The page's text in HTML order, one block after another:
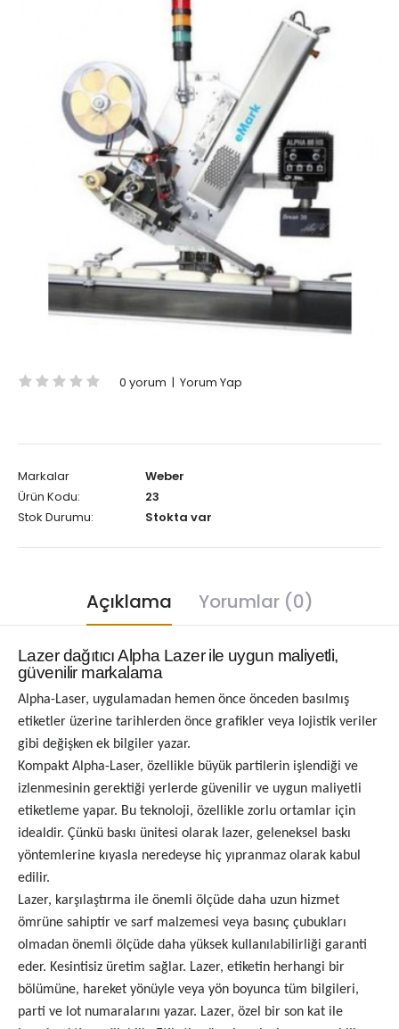
0 yorum | Yorum Yap
Markalar
Weber
Ürün Kodu:
23
Stok Durumu:
Stokta var
Açıklama Yorumlar (0)
Lazer dağıtıcı Alpha Lazer ile uygun maliyetli,
güvenilir markalama
Alpha-Laser, uygulamadan hemen önce önceden basılmış
etiketler üzerine tarihlerden önce grafikler veya lojistik veriler
gibi değişken ek bilgiler yazar.
Kompakt Alpha-Laser, özellikle büyük partilerin işlendiği ve
izlenmesinin gerektiği yerlerde güvenilir ve uygun maliyetli
etiketleme yapar. Bu teknoloji, özellikle zorlu ortamlar için
idealdir. Çünkü baskı ünitesi olarak lazer, geleneksel baskı
yöntemlerine kıyasla neredeyse hiç yıpranmaz olarak kabul
edilir.
Lazer, karşılaştırma ile önemli ölçüde daha uzun hizmet
ömrüne sahiptir ve sarf malzemesi veya basınç çubukları
olmadan önemli ölçüde daha yüksek kullanılabilirliği garanti
eder. Kesintisiz üretim sağlar. Lazer, etiketin herhangi bir
bölümüne, hareket yönüyle veya yön boyunca tüm bilgileri,
parti ve lot numaralarını yazar. Lazer, özel bir son kat ile